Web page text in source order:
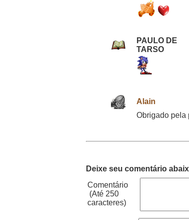
PAULO DE
TARSO
Alain
Obrigado pela
Deixe seu comentário
Comentário
(Até 250
caracteres)